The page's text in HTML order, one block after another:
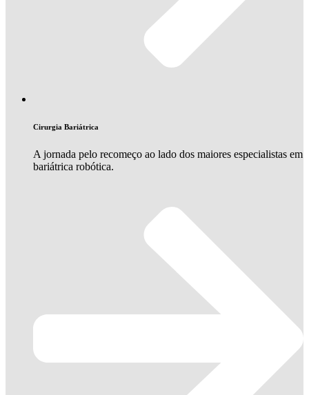
Cirurgia Bariátrica
A jornada pelo recomeço ao lado dos maiores especialistas em
bariátrica robótica.